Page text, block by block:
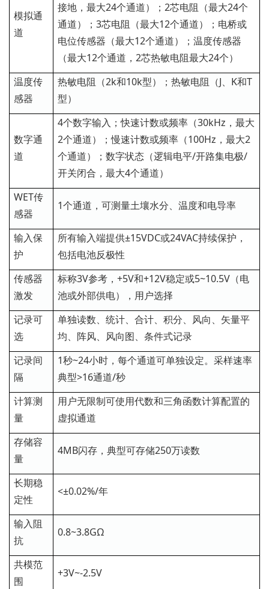
模拟通
道
接地，最大24个通道）；2芯电阻（最大24个
通道）；3芯电阻（最大12个通道）；电桥或
电位传感器（最大12个通道）；温度传感器
（最大12个通道，2芯热敏电阻最大24个）
温度传
感器
热敏电阻（2k和10k型）；热敏电阻（J、K和T
型）
数字通
道
4个数字输入；快速计数或频率（30kHz，最大
2个通道）；慢速计数或频率（100Hz，最大2
个通道）；数字状态（逻辑电平/开路集电极/
开关闭合，最大4个通道）
WET传
感器
1个通道，可测量土壤水分、温度和电导率
输入保
护
所有输入端提供±15VDC或24VAC持续保护，
包括电池反极性
传感器
激发
标称3V参考，+5V和+12V稳定或5~10.5V（电
池或外部供电），用户选择
记录可
选
单独读数、统计、合计、积分、风向、矢量平
均、阵风、风向图、条件式记录
记录间
隔
1秒~24小时，每个通道可单独设定。采样速率
典型>16通道/秒
计算测
量
用户无限制可使用代数和三角函数计算配置的
虚拟通道
存储容
量
4MB闪存，典型可存储250万读数
长期稳
定性
<±0.02%/年
输入阻
抗
0.8~3.8GΩ
共模范
围
+3V~-2.5V